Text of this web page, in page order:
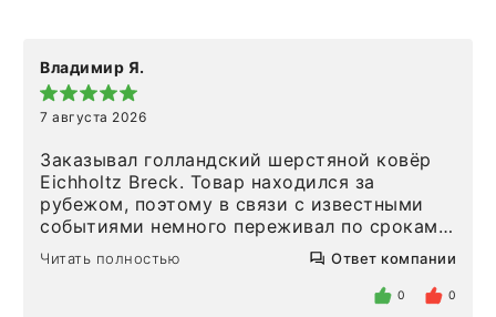
Владимир Я.
7 августа 2026
Заказывал голландский шерстяной ковёр
Eichholtz Breck. Товар находился за
рубежом, поэтому в связи с известными
событиями немного переживал по срокам.
Но homeadore привезли ровно в
определенное в договоре время, без
Читать полностью Ответ компании
0 0